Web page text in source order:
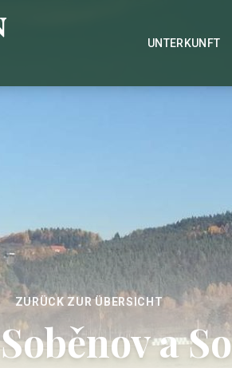
UNTERKUNFT
ZURÜCK ZUR ÜBERSICHT
Soběnov a